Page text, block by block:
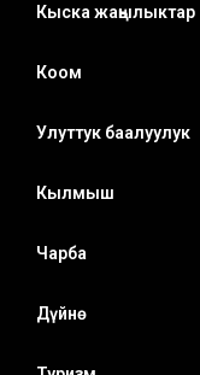
Кыска жаңылыктар
Коом
Улуттук баалуулук
Кылмыш
Чарба
Дүйнө